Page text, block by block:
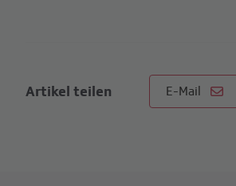
Artikel teilen E-Mail